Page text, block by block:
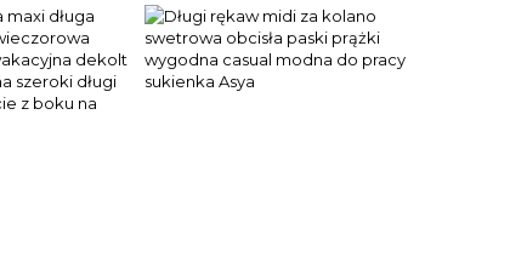
was:
199.99 zł.
is:
149.99 zł.